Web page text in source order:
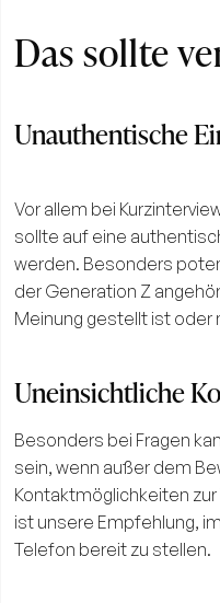
Das sollte
Unauthentische
Vor allem bei
sollte auf eine
werden. Besonders
der Generation Z
Meinung gestellt ist oder
Uneinsichtliche
Besonders bei Fragen
sein, wenn außer dem
Kontaktmöglichkeiten
ist unsere Empfehlung,
Telefon bereit zu stellen.